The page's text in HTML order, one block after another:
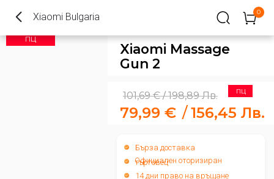
Xiaomi Bulgaria 0
ПЦ
Xiaomi Massage
Gun 2
ПЦ
101,69€/198,89Лв.
79,99 € /156,45 Лв.
Бърза доставка
Официален оторизиран
търговец
14 дни право на връщане